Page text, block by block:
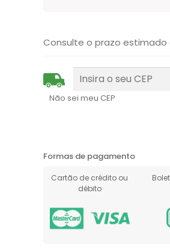
Consulte o prazo
Não sei meu CEP
Formas de pagamento
Cartão de crédito ou
débito